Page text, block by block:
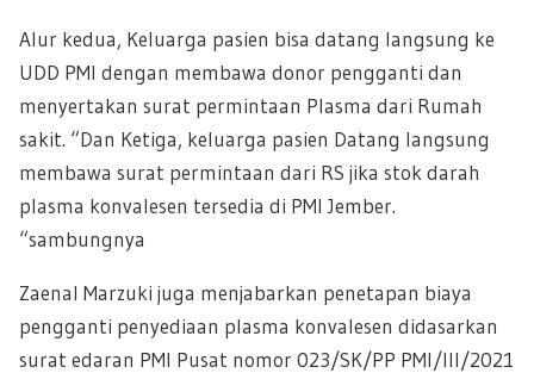
Alur kedua, Keluarga pasien bisa datang langsung ke
UDD PMI dengan membawa donor pengganti dan
menyertakan surat permintaan Plasma dari Rumah
sakit. “Dan Ketiga, keluarga pasien Datang langsung
membawa surat permintaan dari RS jika stok darah
plasma konvalesen tersedia di PMI Jember.
“sambungnya
Zaenal Marzuki juga menjabarkan penetapan biaya
pengganti penyediaan plasma konvalesen didasarkan
surat edaran PMI Pusat nomor 023/SK/PP PMI/III/2021